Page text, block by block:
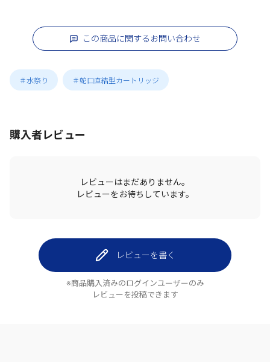
この商品に関するお問い合わせ
＃水祭り ＃蛇口直結型カートリッジ
購入者レビュー
レビューはまだありません。
レビューをお待ちしています。
レビューを書く
※商品購入済みのログインユーザーのみ
レビューを投稿できます